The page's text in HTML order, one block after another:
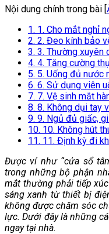
Nội dung chính trong bài [
1. 1. Cho mắt nghỉ
2. 2. Đeo kính bảo
3. 3. Thường xuyên
4. 4. Tăng cường
5. 5. Uống đủ nước
6. 6. Sử dụng viên
7. 7. Vệ sinh mắt
8. 8. Không dụi tay
9. 9. Ngủ đủ giấc,
10. 10. Không hút
11. 11. Định kỳ đi
Được ví như “cửa sổ
trong những bộ phận
mắt thường phải tiếp
sáng xanh từ thiết bị
không được chăm sóc
lực.Dưới đây là những
ngay tại nhà.